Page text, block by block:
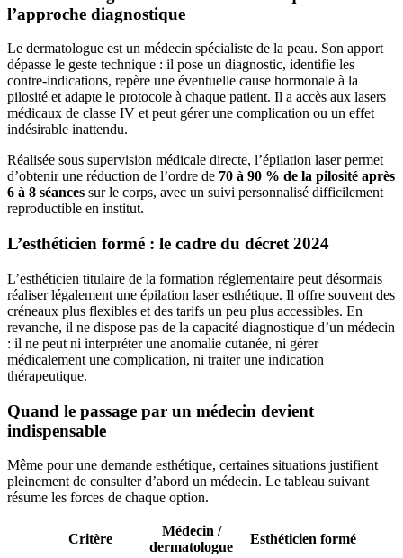
l’approche diagnostique
Le dermatologue est un médecin spécialiste de la peau. Son apport
dépasse le geste technique : il pose un diagnostic, identifie les
contre-indications, repère une éventuelle cause hormonale à la
pilosité et adapte le protocole à chaque patient. Il a accès aux lasers
médicaux de classe IV et peut gérer une complication ou un effet
indésirable inattendu.
Réalisée sous supervision médicale directe, l’épilation laser permet
d’obtenir une réduction de l’ordre de 70 à 90 % de la pilosité après
6 à 8 séances sur le corps, avec un suivi personnalisé difficilement
reproductible en institut.
L’esthéticien formé : le cadre du décret 2024
L’esthéticien titulaire de la formation réglementaire peut désormais
réaliser légalement une épilation laser esthétique. Il offre souvent des
créneaux plus flexibles et des tarifs un peu plus accessibles. En
revanche, il ne dispose pas de la capacité diagnostique d’un médecin
: il ne peut ni interpréter une anomalie cutanée, ni gérer
médicalement une complication, ni traiter une indication
thérapeutique.
Quand le passage par un médecin devient
indispensable
Même pour une demande esthétique, certaines situations justifient
pleinement de consulter d’abord un médecin. Le tableau suivant
résume les forces de chaque option.
Critère
Médecin /
dermatologue
Esthéticien formé